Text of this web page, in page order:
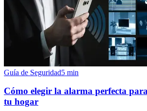
Guía de Seguridad5 min
Cómo elegir la alarma perfecta
tu hogar